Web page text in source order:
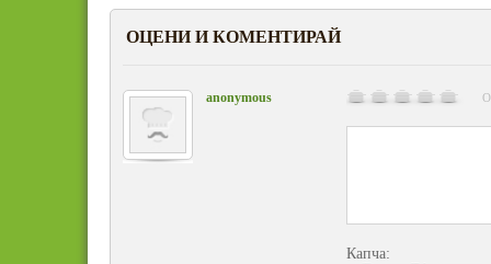
ОЦЕНИ И КОМЕНТИРАЙ
anonymous
Капча: